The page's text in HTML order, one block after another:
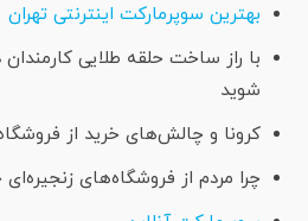
بهترین سوپرمارکت اینترنتی تهران
با راز ساخت حلقه طلایی
شوید
کرونا و چالش‌های خرید از
چرا مردم از فروشگاه‌های